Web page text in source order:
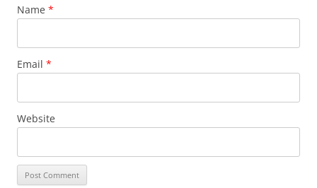
Name *
Email *
Website